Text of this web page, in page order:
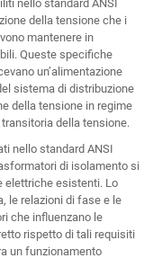
nello standard ANSI
della tensione che i
mantenere in
Queste specifiche
un’alimentazione
sistema di distribuzione
della tensione in regime
della tensione.
nello standard ANSI
di isolamento si
elettriche esistenti. Lo
le relazioni di fase e le
che influenzano le
rispetto di tali requisiti
un funzionamento